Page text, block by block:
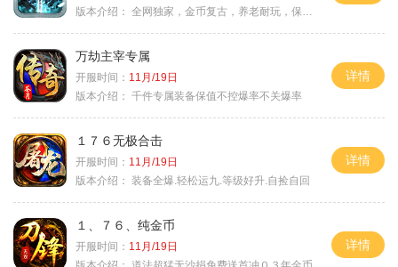
版本介绍： 全网独家，金币复古，养老耐玩，保底回収
万劫主宰专属
开服时间： 11月/19日
版本介绍： 千件专属装备保值不控爆率不关爆率
详情
１７６无极合击
开服时间： 11月/19日
版本介绍： 装备全爆.轻松运九.等级好升.自捡自回
详情
１、７６、纯金币
开服时间： 11月/19日
详情